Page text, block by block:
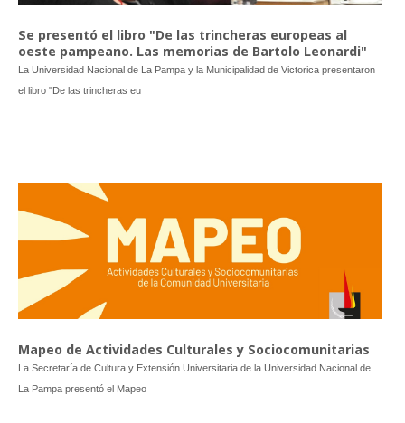
Se presentó el libro "De las trincheras europeas al
oeste pampeano. Las memorias de Bartolo Leonardi"
La Universidad Nacional de La Pampa y la Municipalidad de Victorica presentaron
el libro "De las trincheras eu
Mapeo de Actividades Culturales y Sociocomunitarias
La Secretaría de Cultura y Extensión Universitaria de la Universidad Nacional de
La Pampa presentó el Mapeo